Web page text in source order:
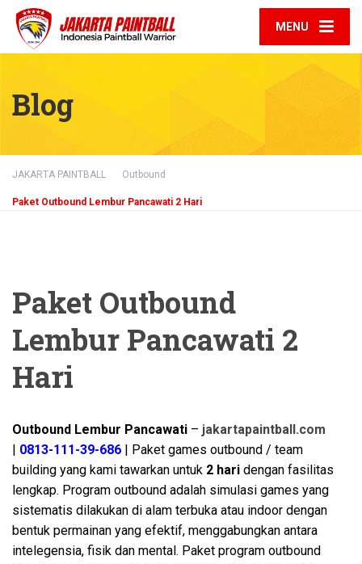
MENU
Blog
JAKARTA PAINTBALL Outbound
Paket Outbound Lembur Pancawati 2 Hari
Paket Outbound
Lembur Pancawati 2
Hari
Outbound Lembur Pancawati – jakartapaintball.com
| 0813-111-39-686 | Paket games outbound / team
building yang kami tawarkan untuk 2 hari dengan fasilitas
lengkap. Program outbound adalah simulasi games yang
sistematis dilakukan di alam terbuka atau indoor dengan
bentuk permainan yang efektif, menggabungkan antara
intelegensia, fisik dan mental. Paket program outbound